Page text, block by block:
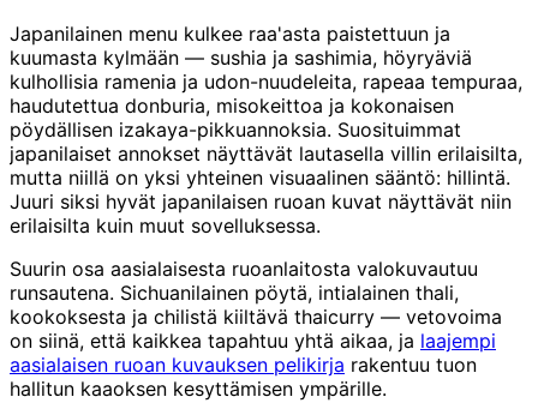
Japanilainen menu kulkee raa'asta paistettuun ja
kuumasta kylmään — sushia ja sashimia, höyryäviä
kulhollisia ramenia ja udon-nuudeleita, rapeaa tempuraa,
haudutettua donburia, misokeittoa ja kokonaisen
pöydällisen izakaya-pikkuannoksia. Suosituimmat
japanilaiset annokset näyttävät lautasella villin erilaisilta,
mutta niillä on yksi yhteinen visuaalinen sääntö: hillintä.
Juuri siksi hyvät japanilaisen ruoan kuvat näyttävät niin
erilaisilta kuin muut sovelluksessa.
Suurin osa aasialaisesta ruoanlaitosta valokuvautuu
runsautena. Sichuanilainen pöytä, intialainen thali,
kookoksesta ja chilistä kiiltävä thaicurry — vetovoima
on siinä, että kaikkea tapahtuu yhtä aikaa, ja laajempi
aasialaisen ruoan kuvauksen pelikirja rakentuu tuon
hallitun kaaoksen kesyttämisen ympärille.